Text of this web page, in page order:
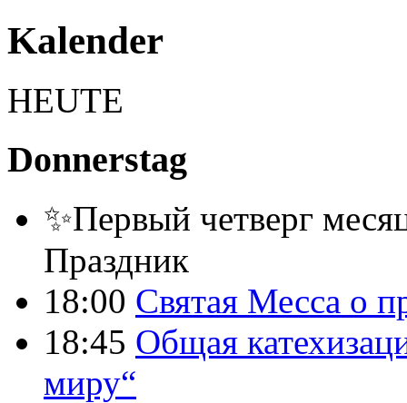
Kalender
HEUTE
Donnerstag
✨Первый четверг
Праздник
18:00 Святая Месса о
18:45 Общая
миру“